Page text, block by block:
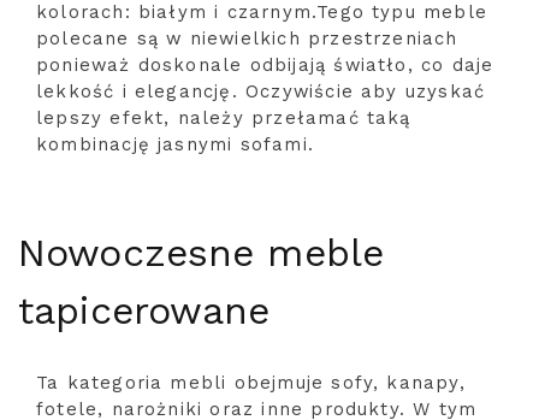
kolorach: białym i czarnym.Tego typu meble
polecane są w niewielkich przestrzeniach
ponieważ doskonale odbijają światło, co daje
lekkość i elegancję. Oczywiście aby uzyskać
lepszy efekt, należy przełamać taką
kombinację jasnymi sofami.
Nowoczesne meble
tapicerowane
Ta kategoria mebli obejmuje sofy, kanapy,
fotele, narożniki oraz inne produkty. W tym